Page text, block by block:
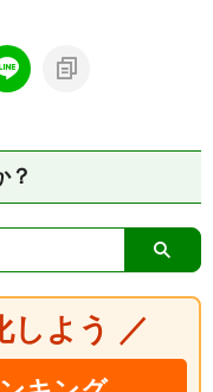
？
しよう ／